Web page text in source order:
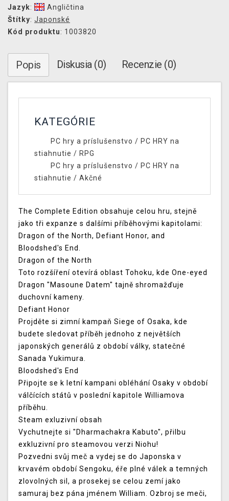
Jazyk:
Angličtina
Štítky: Japonské
Kód produktu: 1003820
Popis Diskusia (0) Recenzie (0)
KATEGÓRIE
PC hry a príslušenstvo / PC HRY na
stiahnutie / RPG
PC hry a príslušenstvo / PC HRY na
stiahnutie / Akčné
The Complete Edition obsahuje celou hru, stejně
jako tři expanze s dalšími příběhovými kapitolami:
Dragon of the North, Defiant Honor, and
Bloodshed's End.
Dragon of the North
Toto rozšíření otevírá oblast Tohoku, kde One-eyed
Dragon "Masoune Datem" tajně shromažďuje
duchovní kameny.
Defiant Honor
Projděte si zimní kampaň Siege of Osaka, kde
budete sledovat příběh jednoho z největších
japonských generálů z období války, statečné
Sanada Yukimura.
Bloodshed's End
Připojte se k letní kampani obléhání Osaky v období
válčících států v poslední kapitole Williamova
příběhu.
Steam exluzivní obsah
Vychutnejte si "Dharmachakra Kabuto", přilbu
exkluzivní pro steamovou verzi Niohu!
Pozvedni svůj meč a vydej se do Japonska v
krvavém období Sengoku, éře plné válek a temných
zlovolných sil, a prosekej se celou zemí jako
samuraj bez pána jménem William. Ozbroj se meči,